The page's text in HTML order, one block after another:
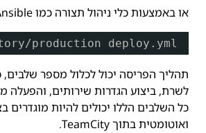
או באמצעות כלי ניהול תצורה כמו Ansible:
/production deploy.yml
תהליך הפריסה יכול לכלול מספר
לשרת, ביצוע הגדרות שירותים, והפעלה
כל השלבים הללו יכולים להיות מוגדרים
ואוטומטית בתוך TeamCity.